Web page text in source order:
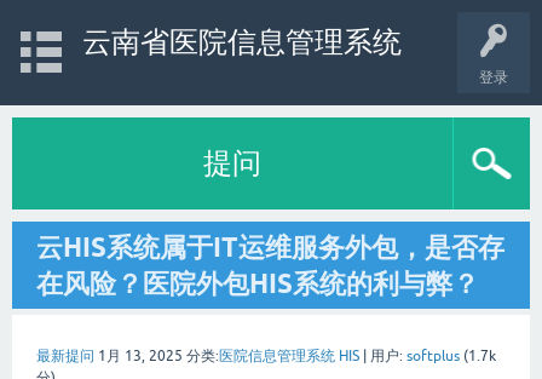
登录
云南省医院信息管理系统
提问
云HIS系统属于IT运维服务外包，是否存
在风险？医院外包HIS系统的利与弊？
最新提问 1月 13, 2025 分类:医院信息管理系统 HIS 用户: softplus (1.7k